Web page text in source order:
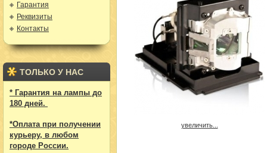
Гарантия
Реквизиты
Контакты
ТОЛЬКО У НАС
* Гарантия на лампы до
180 дней.
*Оплата при получении
курьеру, в любом
городе России.
увеличить...